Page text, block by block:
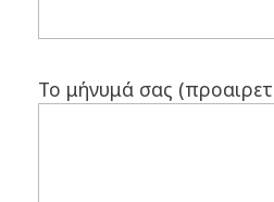
Το μήνυμά σας